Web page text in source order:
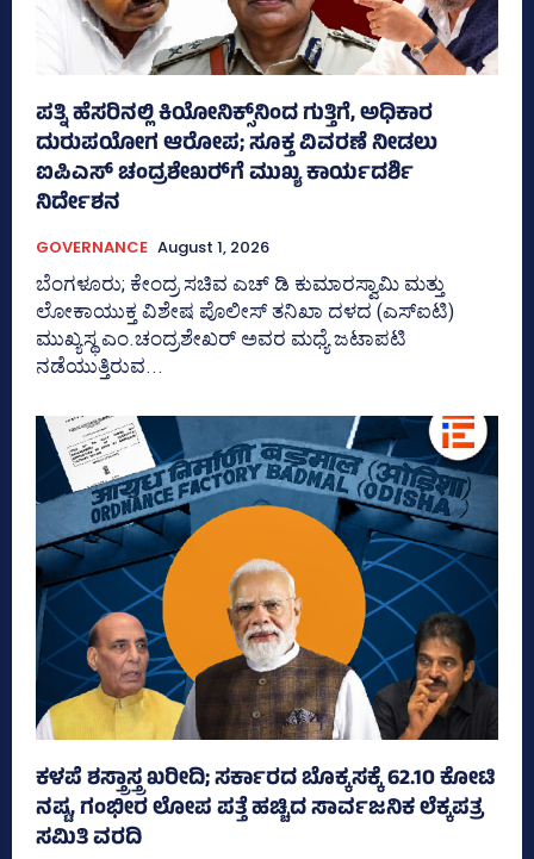
ಪತ್ನಿ ಹೆಸರಿನಲ್ಲಿ ಕಿಯೋನಿಕ್ಸ್‌ನಿಂದ ಗುತ್ತಿಗೆ, ಅಧಿಕಾರ
ದುರುಪಯೋಗ ಆರೋಪ; ಸೂಕ್ತ ವಿವರಣೆ ನೀಡಲು
ಐಪಿಎಸ್‌ ಚಂದ್ರಶೇಖರ್‍‌ಗೆ ಮುಖ್ಯ ಕಾರ್ಯದರ್ಶಿ
ನಿರ್ದೇಶನ
GOVERNANCE August 1, 2026
ಬೆಂಗಳೂರು; ಕೇಂದ್ರ ಸಚಿವ ಎಚ್‌ ಡಿ ಕುಮಾರಸ್ವಾಮಿ ಮತ್ತು
ಲೋಕಾಯುಕ್ತ ವಿಶೇಷ ಪೊಲೀಸ್‌ ತನಿಖಾ ದಳದ (ಎಸ್‌ಐಟಿ)
ಮುಖ್ಯಸ್ಥ ಎಂ.ಚಂದ್ರಶೇಖರ್‌ ಅವರ ಮಧ್ಯೆ ಜಟಾಪಟಿ
ನಡೆಯುತ್ತಿರುವ...
ಕಳಪೆ ಶಸ್ತ್ರಾಸ್ತ್ರ ಖರೀದಿ; ಸರ್ಕಾರದ ಬೊಕ್ಕಸಕ್ಕೆ 62.10 ಕೋಟಿ
ನಷ್ಟ, ಗಂಭೀರ ಲೋಪ ಪತ್ತೆ ಹಚ್ಚಿದ ಸಾರ್ವಜನಿಕ ಲೆಕ್ಕಪತ್ರ
ಸಮಿತಿ ವರದಿ